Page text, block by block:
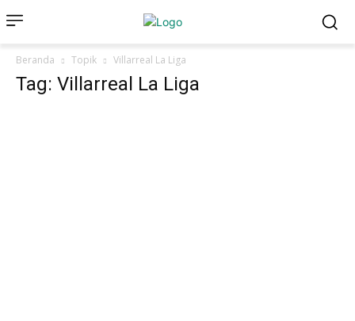
Beranda Topik Villarreal La Liga
Tag: Villarreal La Liga